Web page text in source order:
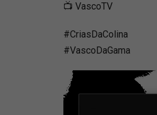
📺 VascoTV
#CriasDaColina
#VascoDaGama